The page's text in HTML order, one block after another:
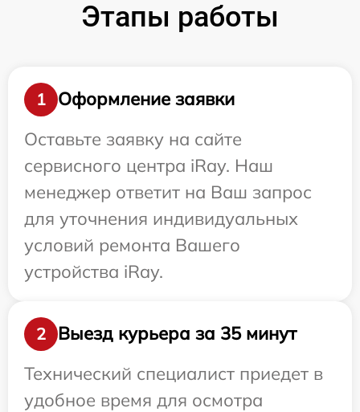
Этапы работы
1
Оформление заявки
Оставьте заявку на сайте
сервисного центра iRay. Наш
менеджер ответит на Ваш запрос
для уточнения индивидуальных
условий ремонта Вашего
устройства iRay.
2
Выезд курьера за 35 минут
Технический специалист приедет в
удобное время для осмотра